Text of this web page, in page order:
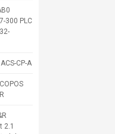
300 PLC
CP-A
2.1